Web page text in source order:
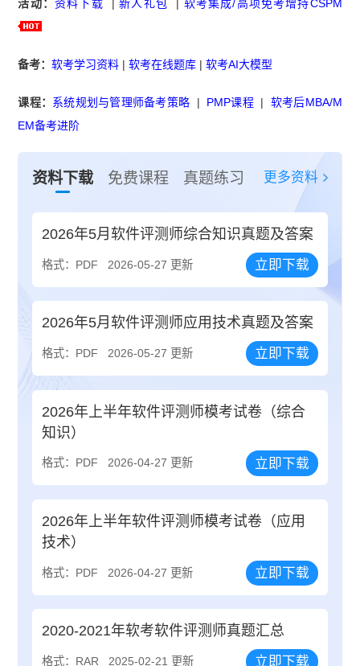
活动： 资料下载 |新人礼包 | 软考集成/高项免考增持CSPM
备考：软考学习资料 |软考在线题库 |软考AI大模型
课程： 系统规划与管理师备考策略 | PMP课程| 软考后MBA/M
EM备考进阶
资料下载 免费课程 真题练习 更多资料
2026年5月软件评测师综合知识真题及答案
格式：PDF 2026-05-27 更新 立即下载
2026年5月软件评测师应用技术真题及答案
格式：PDF 2026-05-27 更新 立即下载
2026年上半年软件评测师模考试卷（综合
知识）
格式：PDF 2026-04-27 更新 立即下载
2026年上半年软件评测师模考试卷（应用
技术）
格式：PDF 2026-04-27 更新 立即下载
2020-2021年软考软件评测师真题汇总
格式：RAR 2025-02-21 更新 立即下载